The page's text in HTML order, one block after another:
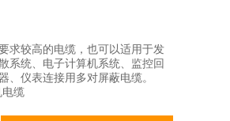
求较高的电缆，也可以适用于发
系统、电子计算机系统、监控回
、仪表连接用多对屏蔽电缆。
电缆